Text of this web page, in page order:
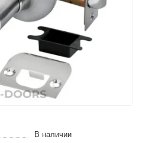
В наличии